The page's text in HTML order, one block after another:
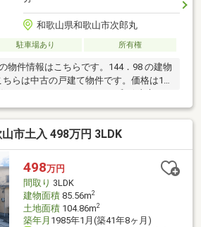
和歌山県和歌山市次郎丸
駐車場あり 所有権
物件情報はこちらです。144．98 の建物
らは中古の戸建て物件です。価格は1，
まいにいかがでしょうか。和歌山市エ
市土入 498万円 3LDK
498万円
間取り 3LDK
建物面積85.56m2
土地面積104.86m2
築年月 1985年1月(築41年8ヶ月)